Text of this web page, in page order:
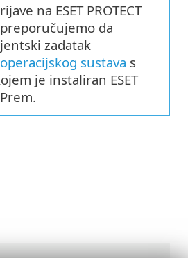
na ESET PROTECT
da
zadatak
sustava s
je instaliran ESET